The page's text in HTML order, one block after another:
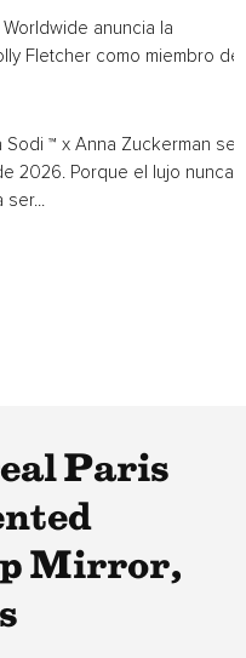
anuncia la
Fletcher como miembro de
Sodi ™ x Anna Zuckerman se
2026. Porque el lujo nunca
ser...
Paris
Mirror,